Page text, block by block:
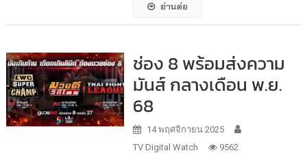
อ่านต่อ
ช่อง 8 พร้อมส่งความ
มันส์ กลางเดือน พ.ย.
68
14 พฤศจิกายน 2025
TV Digital Watch
9562